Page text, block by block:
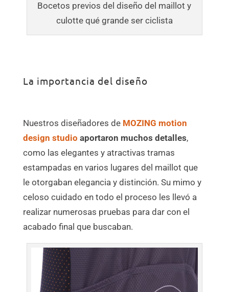
Bocetos previos del diseño del maillot y
culotte qué grande ser ciclista
La importancia del diseño
Nuestros diseñadores de MOZING motion
design studio aportaron muchos detalles,
como las elegantes y atractivas tramas
estampadas en varios lugares del maillot que
le otorgaban elegancia y distinción. Su mimo y
celoso cuidado en todo el proceso les llevó a
realizar numerosas pruebas para dar con el
acabado final que buscaban.